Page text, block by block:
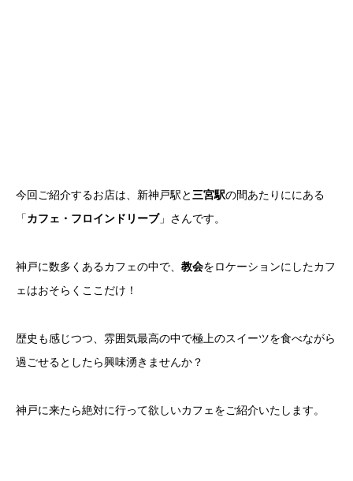
今回ご紹介するお店は、新神戸駅と三宮駅の間あたりににある
「カフェ・フロインドリーブ」さんです。
神戸に数多くあるカフェの中で、 教会をロケーションにしたカフ
ェはおそらくここだけ！
歴史も感じつつ、雰囲気最高の中で極上のスイーツを食べながら
過ごせるとしたら興味湧きませんか？
神戸に来たら絶対に行って欲しいカフェをご紹介いたします。